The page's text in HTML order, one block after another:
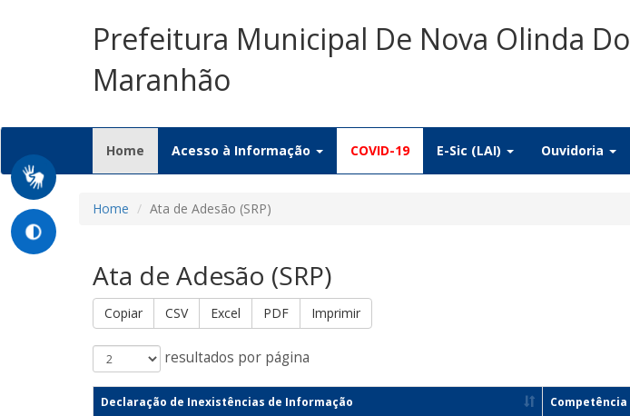
Prefeitura Municipal De Nova Olinda Do
Maranhão
Home (current)
Acesso à Informação COVID-19 E-Sic (LAI) Ouvidoria
Home Ata de Adesão (SRP)
Ata de Adesão (SRP)
Copiar CSV Excel PDF Imprimir
resultados por página
Declaração de Inexistências de Informação Competência